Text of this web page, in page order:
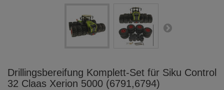
Drillingsbereifung Komplett-Set für Siku Control
32 Claas Xerion 5000 (6791,6794)